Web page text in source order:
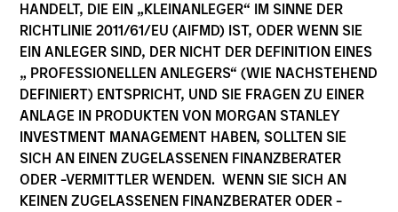
HANDELT, DIE EIN „KLEINANLEGER“ IM SINNE DER
RICHTLINIE 2011/61/EU (AIFMD) IST, ODER WENN SIE
EIN ANLEGER SIND, DER NICHT DER DEFINITION EINES
„ PROFESSIONELLEN ANLEGERS“ (WIE NACHSTEHEND
DEFINIERT) ENTSPRICHT, UND SIE FRAGEN ZU EINER
ANLAGE IN PRODUKTEN VON MORGAN STANLEY
INVESTMENT MANAGEMENT HABEN, SOLLTEN SIE
SICH AN EINEN ZUGELASSENEN FINANZBERATER
ODER -VERMITTLER WENDEN. WENN SIE SICH AN
KEINEN ZUGELASSENEN FINANZBERATER ODER -